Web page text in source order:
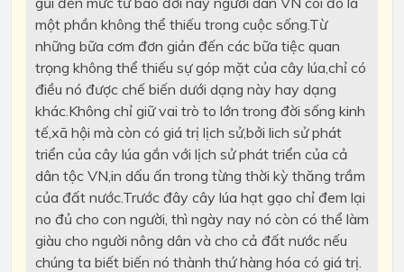
một phần không thể thiếu trong cuộc sống.Từ
những bữa cơm đơn giản đến các bữa tiệc quan
trọng không thể thiếu sự góp mặt của cây lúa,chỉ có
điều nó được chế biến dưới dạng này hay dạng
khác.Không chỉ giữ vai trò to lớn trong đời sống kinh
tế,xã hội mà còn có giá trị lịch sử,bởi lich sử phát
triển của cây lúa gắn với lịch sử phát triển của cả
dân tộc VN,in dấu ấn trong từng thời kỳ thăng trầm
của đất nước.Trước đây cây lúa hạt gạo chỉ đem lại
no đủ cho con người, thì ngày nay nó còn có thể làm
giàu cho người nông dân và cho cả đất nước nếu
chúng ta biết biến nó thành thứ hàng hóa có giá trị.